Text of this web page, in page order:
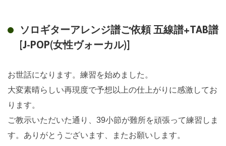
ソロギターアレンジ譜ご依頼 五線譜+TAB譜
[J-POP(女性ヴォーカル)]
お世話になります。練習を始めました。
大変素晴らしい再現度で予想以上の仕上がりに感激してお
ります。
ご教示いただいた通り、39小節が難所を頑張って練習しま
す。ありがとうございます、またお願いします。